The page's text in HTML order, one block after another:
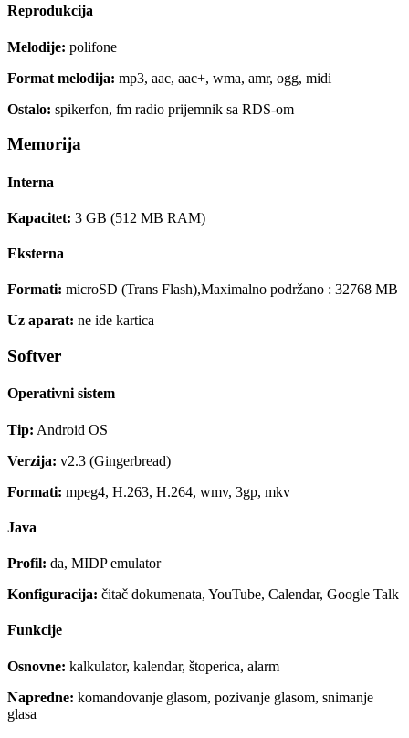
Reprodukcija
Melodije: polifone
Format melodija: mp3, aac, aac+, wma, amr, ogg, midi
Ostalo: spikerfon, fm radio prijemnik sa RDS-om
Memorija
Interna
Kapacitet: 3 GB (512 MB RAM)
Eksterna
Formati: microSD (Trans Flash),Maximalno podržano : 32768 MB
Uz aparat: ne ide kartica
Softver
Operativni sistem
Tip: Android OS
Verzija: v2.3 (Gingerbread)
Formati: mpeg4, H.263, H.264, wmv, 3gp, mkv
Java
Profil: da, MIDP emulator
Konfiguracija: čitač dokumenata, YouTube, Calendar, Google Talk
Funkcije
Osnovne: kalkulator, kalendar, štoperica, alarm
Napredne: komandovanje glasom, pozivanje glasom, snimanje
glasa